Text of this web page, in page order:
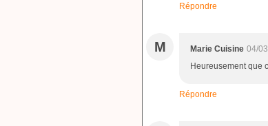
Répondre
M Marie Cuisine 04/
Heureusement que
Répondre